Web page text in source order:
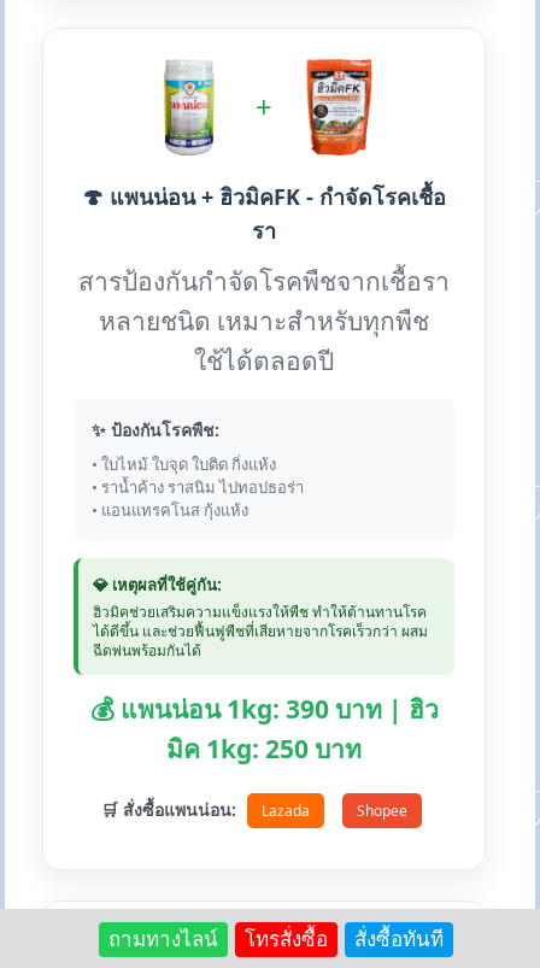
+
🍄 แพนน่อน + ฮิวมิคFK - กำจัดโรคเชื้อ
รา
สารป้องกันกำจัดโรคพืชจากเชื้อรา
หลายชนิด เหมาะสำหรับทุกพืช
ใช้ได้ตลอดปี
✨ ป้องกันโรคพืช:
• ใบไหม้ ใบจุด ใบติด กิ่งแห้ง
• ราน้ำค้าง ราสนิม ไปทอปธอร่า
• แอนแทรคโนส กุ้งแห้ง
💎 เหตุผลที่ใช้คู่กัน:
ฮิวมิคช่วยเสริมความแข็งแรงให้พืช ทำให้ต้านทานโรค
ได้ดีขึ้น และช่วยฟื้นฟูพืชที่เสียหายจากโรคเร็วกว่า ผสม
ฉีดพ่นพร้อมกันได้
💰 แพนน่อน 1kg: 390 บาท | ฮิว
มิค 1kg: 250 บาท
🛒 สั่งซื้อแพนน่อน: Lazada Shopee
ถามทางไลน์ โทรสั่งซื้อ สั่งซื้อทันที